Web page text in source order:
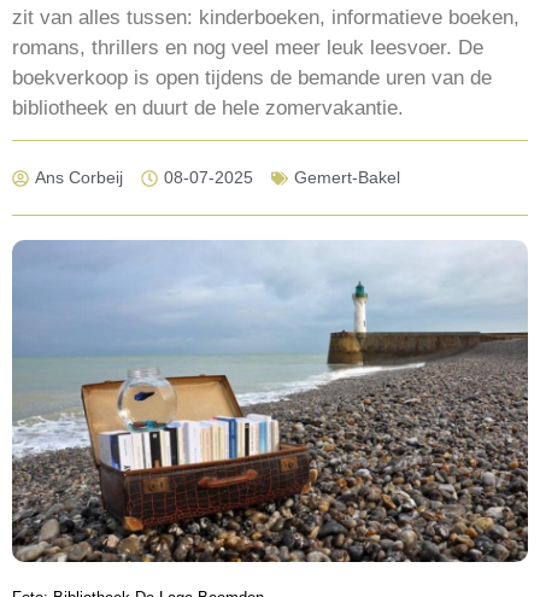
zit van alles tussen: kinderboeken, informatieve boeken,
romans, thrillers en nog veel meer leuk leesvoer. De
boekverkoop is open tijdens de bemande uren van de
bibliotheek en duurt de hele zomervakantie.
Ans Corbeij 08-07-2025 Gemert-Bakel